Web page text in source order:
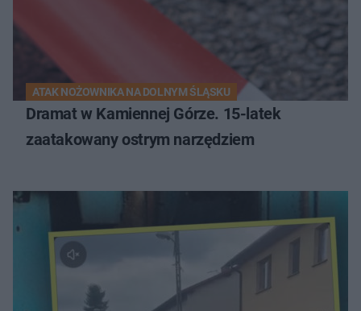
ATAK NOŻOWNIKA NA DOLNYM ŚLĄSKU
Dramat w Kamiennej Górze. 15-latek
zaatakowany ostrym narzędziem